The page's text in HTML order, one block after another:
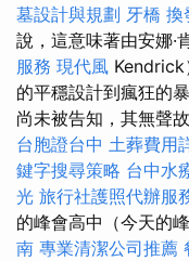
墓設計與規劃 牙橋 換
說，這意味著由安娜·
服務 現代風 Kendrick
的平穩設計到瘋狂的
尚未被告知，其無聲
台胞證台中 土葬費用
鍵字搜尋策略 台中水
光 旅行社護照代辦服
的峰會高中（今天的
南 專業清潔公司推薦